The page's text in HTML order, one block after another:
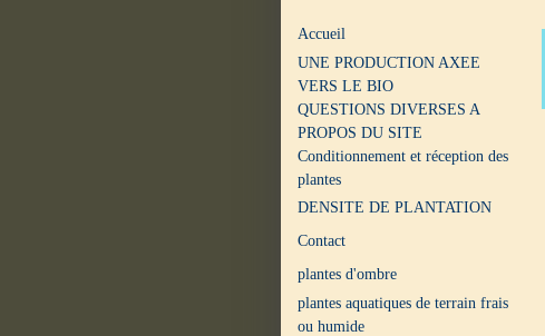
Accueil
UNE PRODUCTION AXEE
VERS LE BIO
QUESTIONS DIVERSES A
PROPOS DU SITE
Conditionnement et réception des
plantes
DENSITE DE PLANTATION
Contact
plantes d'ombre
plantes aquatiques de terrain frais
ou humide